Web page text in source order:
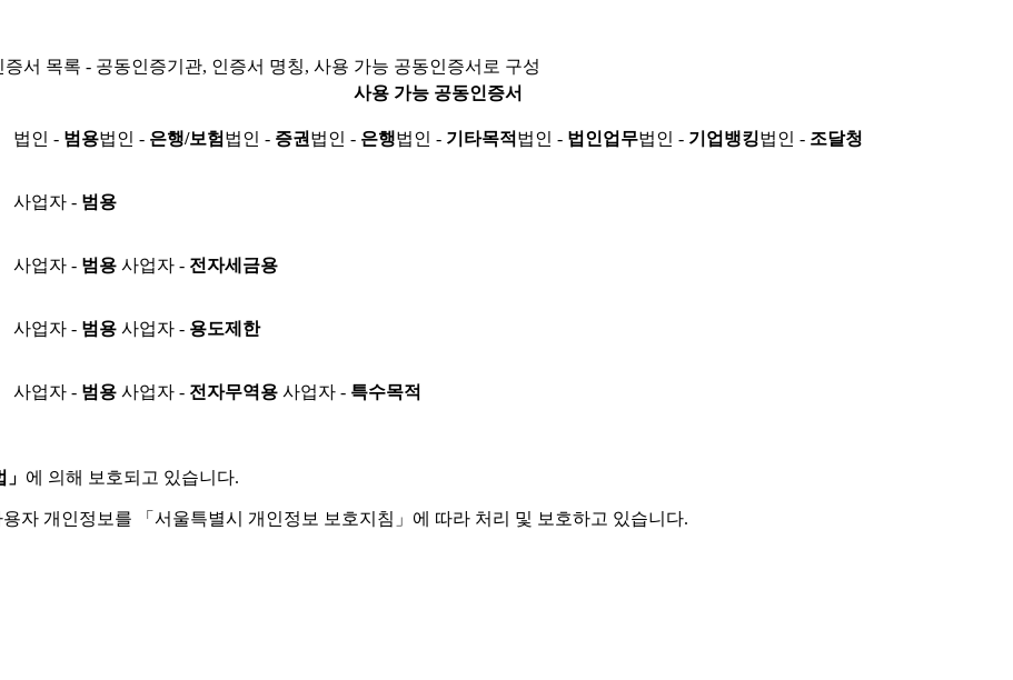
서 목록 - 공동인증기관, 인증서 명칭, 사용 가능 공동인증서로 구성
사용 가능 공동인증서
법인 - 범용법인 - 은행/보험 법인 - 증권 법인 - 은행법인 - 기타목적 법인 - 법인업무법인 - 기업뱅킹법인 - 조달청
사업자 - 범용
사업자 - 범용 사업자 - 전자세금용
사업자 - 범용 사업자 - 용도제한
사업자 - 범용 사업자 - 전자무역용 사업자 - 특수목적
에 의해 보호되고 있습니다.
자 개인정보를 「서울특별시 개인정보 보호지침」에 따라 처리 및 보호하고 있습니다.